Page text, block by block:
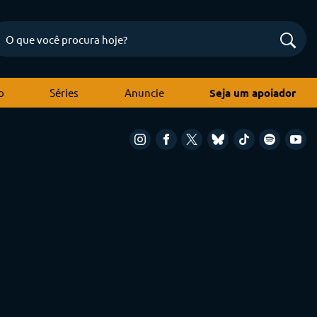
Séries Anuncie Seja um apoiador